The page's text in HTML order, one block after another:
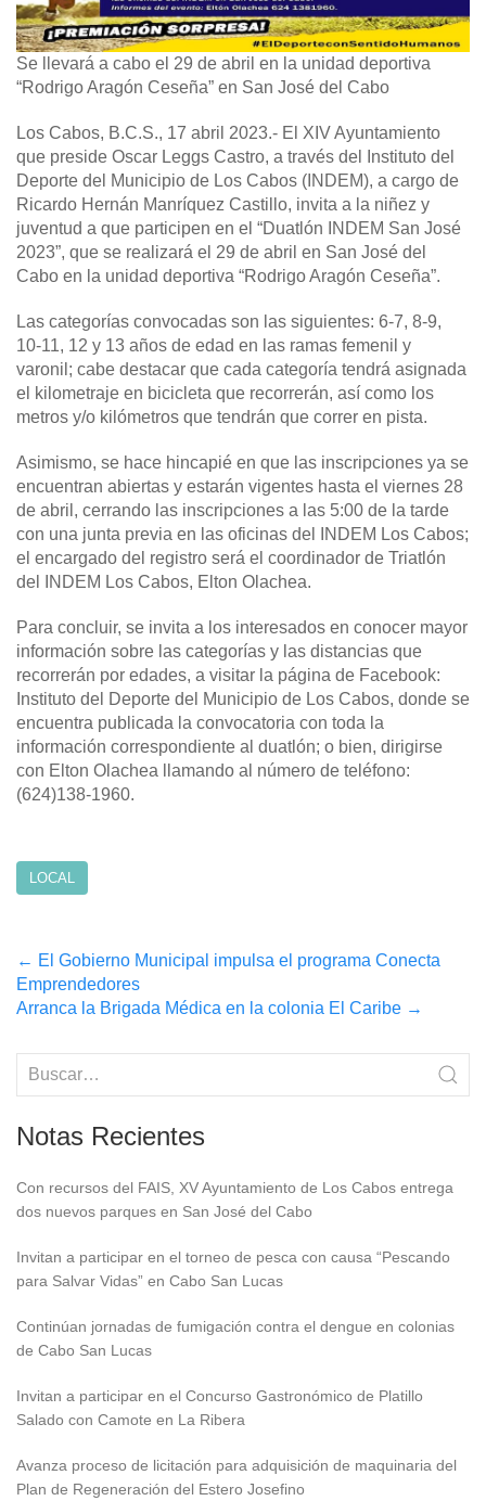
Se llevará a cabo el 29 de abril en la unidad deportiva
“Rodrigo Aragón Ceseña” en San José del Cabo
Los Cabos, B.C.S., 17 abril 2023.- El XIV Ayuntamiento
que preside Oscar Leggs Castro, a través del Instituto del
Deporte del Municipio de Los Cabos (INDEM), a cargo de
Ricardo Hernán Manríquez Castillo, invita a la niñez y
juventud a que participen en el “Duatlón INDEM San José
2023”, que se realizará el 29 de abril en San José del
Cabo en la unidad deportiva “Rodrigo Aragón Ceseña”.
Las categorías convocadas son las siguientes: 6-7, 8-9,
10-11, 12 y 13 años de edad en las ramas femenil y
varonil; cabe destacar que cada categoría tendrá asignada
el kilometraje en bicicleta que recorrerán, así como los
metros y/o kilómetros que tendrán que correr en pista.
Asimismo, se hace hincapié en que las inscripciones ya se
encuentran abiertas y estarán vigentes hasta el viernes 28
de abril, cerrando las inscripciones a las 5:00 de la tarde
con una junta previa en las oficinas del INDEM Los Cabos;
el encargado del registro será el coordinador de Triatlón
del INDEM Los Cabos, Elton Olachea.
Para concluir, se invita a los interesados en conocer mayor
información sobre las categorías y las distancias que
recorrerán por edades, a visitar la página de Facebook:
Instituto del Deporte del Municipio de Los Cabos, donde se
encuentra publicada la convocatoria con toda la
información correspondiente al duatlón; o bien, dirigirse
con Elton Olachea llamando al número de teléfono:
(624)138-1960.
LOCAL
Post
navigation
← El Gobierno Municipal impulsa el programa Conecta
Emprendedores
Arranca la Brigada Médica en la colonia El Caribe →
Notas Recientes
Con recursos del FAIS, XV Ayuntamiento de Los Cabos entrega
dos nuevos parques en San José del Cabo
Invitan a participar en el torneo de pesca con causa “Pescando
para Salvar Vidas” en Cabo San Lucas
Continúan jornadas de fumigación contra el dengue en colonias
de Cabo San Lucas
Invitan a participar en el Concurso Gastronómico de Platillo
Salado con Camote en La Ribera
Avanza proceso de licitación para adquisición de maquinaria del
Plan de Regeneración del Estero Josefino